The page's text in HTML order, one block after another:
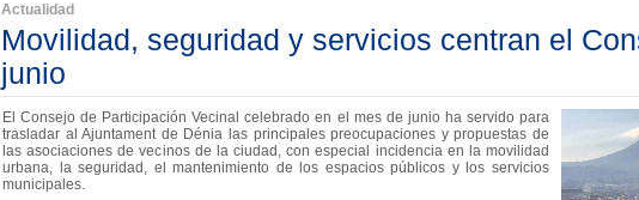
Actualidad
Movilidad, seguridad y servicios centran el
junio
El Consejo de Participación Vecinal celebrado en el mes de junio ha servido para
trasladar al Ajuntament de Dénia las principales preocupaciones y propuestas de
las asociaciones de vecinos de la ciudad, con especial incidencia en la movilidad
urbana, la seguridad, el mantenimiento de los espacios públicos y los servicios
municipales.